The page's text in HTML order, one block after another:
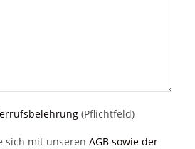
(Pflichtfeld)
sich mit unseren AGB sowie der